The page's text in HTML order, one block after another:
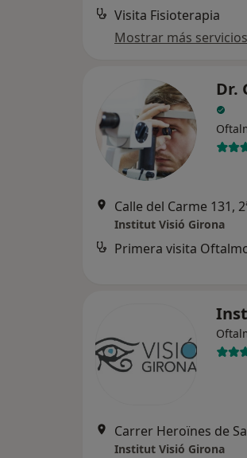
Visita Fisioterapia
Mostrar más servicios
Dr.
Calle del Carme 131,
Institut Visió Girona
Institut Visió Girona